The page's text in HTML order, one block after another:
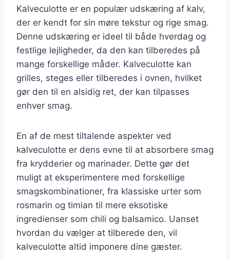
Kalveculotte er en populær udskæring af kalv,
der er kendt for sin møre tekstur og rige smag.
Denne udskæring er ideel til både hverdag og
festlige lejligheder, da den kan tilberedes på
mange forskellige måder. Kalveculotte kan
grilles, steges eller tilberedes i ovnen, hvilket
gør den til en alsidig ret, der kan tilpasses
enhver smag.
En af de mest tiltalende aspekter ved
kalveculotte er dens evne til at absorbere smag
fra krydderier og marinader. Dette gør det
muligt at eksperimentere med forskellige
smagskombinationer, fra klassiske urter som
rosmarin og timian til mere eksotiske
ingredienser som chili og balsamico. Uanset
hvordan du vælger at tilberede den, vil
kalveculotte altid imponere dine gæster.